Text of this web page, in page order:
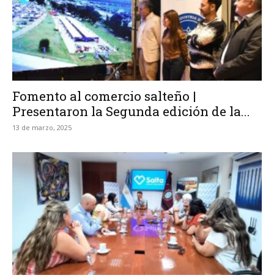
Fomento al comercio salteño |
Presentaron la Segunda edición de la...
13 de marzo, 2025